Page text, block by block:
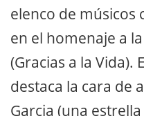
elenco de músicos
en el homenaje a
(Gracias a la Vida).
destaca la cara de
Garcia (una